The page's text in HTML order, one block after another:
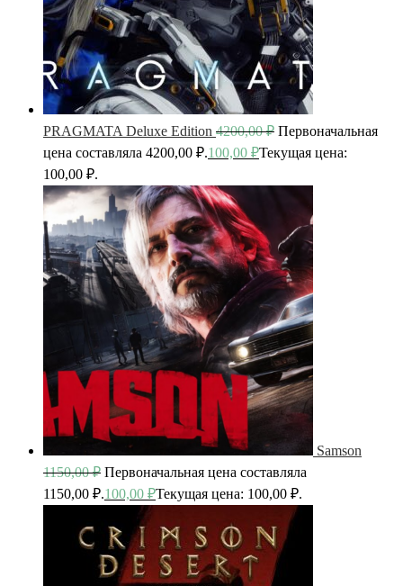
PRAGMATA Deluxe Edition 4200,00₽ Первоначальная
цена составляла 4200,00 ₽.100,00 ₽Текущая цена:
100,00 ₽.
Samson
1150,00₽ Первоначальная цена составляла
1150,00 ₽.100,00 ₽Текущая цена: 100,00 ₽.